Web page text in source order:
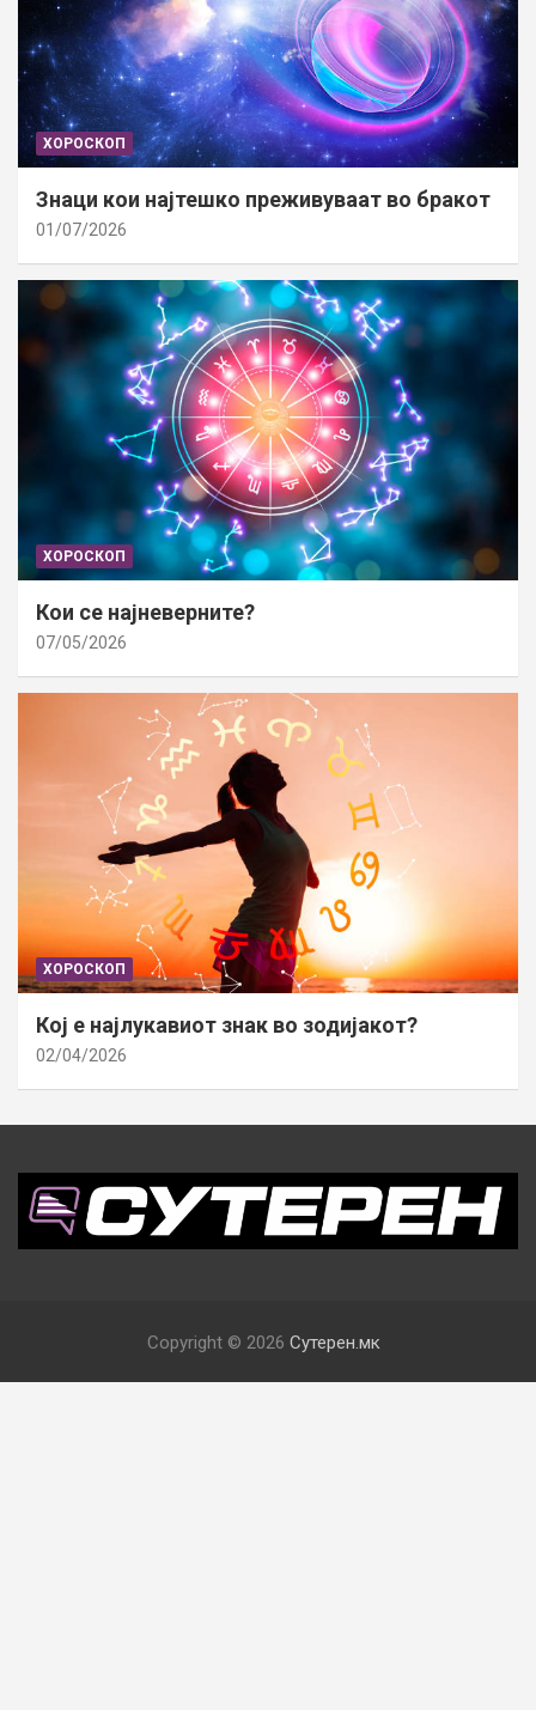
ХОРОСКОП
Знаци кои најтешко преживуваат во бракот
01/07/2026
ХОРОСКОП
Кои се најневерните?
07/05/2026
ХОРОСКОП
Кој е најлукавиот знак во зодијакот?
02/04/2026
Copyright © 2026 Сутерен.мк